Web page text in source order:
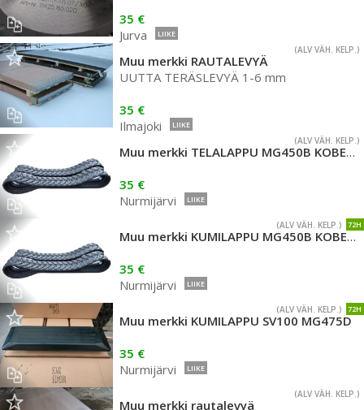
35 €
Jurva
LIIKE
(ALV VÄH. KELP.)
Muu merkki RAUTALEVYÄ
UUTTA TERÄSLEVYÄ 1-6 mm
35 €
Ilmajoki
LIIKE
(ALV VÄH. KELP.)
Muu merkki TELALAPPU MG450B KOBELCO 75
35 €
Nurmijärvi
LIIKE
72H
(ALV VÄH. KELP.)
Muu merkki KUMILAPPU MG450B KOBELCO 75
35 €
Nurmijärvi
LIIKE
72H
(ALV VÄH. KELP.)
Muu merkki KUMILAPPU SV100 MG475D
35 €
Nurmijärvi
LIIKE
(ALV VÄH. KELP.)
Muu merkki rautalevyä